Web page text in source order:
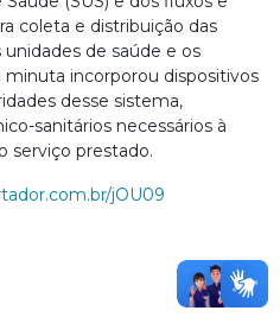
coleta e distribuição das
de saúde e os
minuta incorporou dispositivos
desse sistema,
sanitários necessários à
serviço prestado.
jOU09